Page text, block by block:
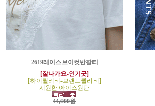
2619레이스브이컷반팔티
[잘나가요-인기굿]
[하이퀄리티-브랜드퀄리티]
시원한 아이스원단
44,000원